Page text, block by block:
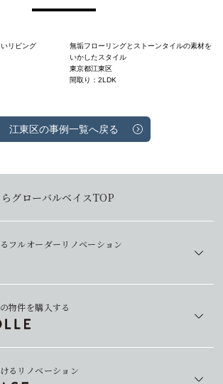
リビング
無垢フローリングとストーンタイルの素材を
いかしたスタイル
東京都江東区
間取り：2LDK
江東区の事例一覧へ戻る
グローバルベイスTOP
フルオーダーリノベーション
物件を購入する
るリノベーション